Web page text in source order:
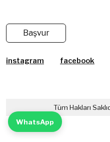
WhatsApp
Başvur
instagram facebook
Tüm Hakları